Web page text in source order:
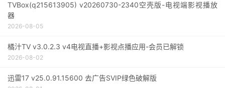
TVBox(q215613905) v20260730-2340空壳版-电视端影视播放
器
2026-08-05
橘汁TV v3.0.2.3 v4电视直播+影视点播应用-会员已解锁
2026-08-02
迅雷17 v25.0.91.15600 去广告SVIP绿色破解版